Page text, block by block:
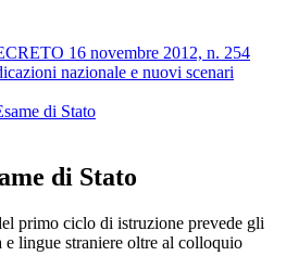
16 novembre 2012, n. 254
nazionale e nuovi scenari
di Stato
di Stato
primo ciclo di istruzione prevede gli
lingue straniere oltre al colloquio